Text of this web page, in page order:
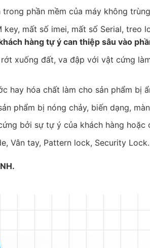
phần mềm của máy không
mất số imei, mất số Serial,
hàng tự ý can thiệp sâu vào
xuống đất, va đập với vật cứng
hay hóa chất làm cho sản phẩm
phẩm bị nóng chảy, biến dạng,
bởi sự tự ý của khách hàng hoặc
Vân tay, Pattern lock, Security Lock.